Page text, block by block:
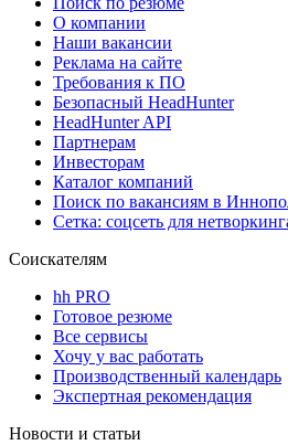
О компании
Наши вакансии
Реклама на сайте
Требования к ПО
Безопасный HeadHunter
HeadHunter API
Партнерам
Инвесторам
Каталог компаний
Поиск по вакансиям в
Сетка: соцсеть для
Соискателям
hh PRO
Готовое резюме
Все сервисы
Хочу у вас работать
Производственный календарь
Экспертная рекомендация
Новости и статьи